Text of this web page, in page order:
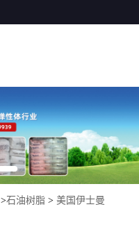
>石油树脂 > 美国伊士曼